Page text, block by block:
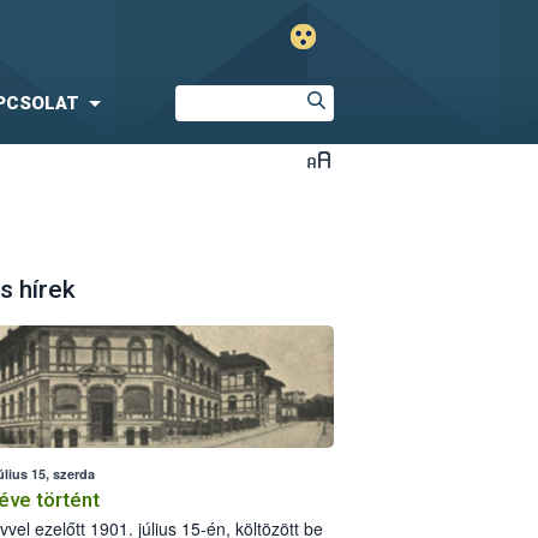
hírek
15, szerda
történt
ezelőtt 1901. július 15-én, költözött be